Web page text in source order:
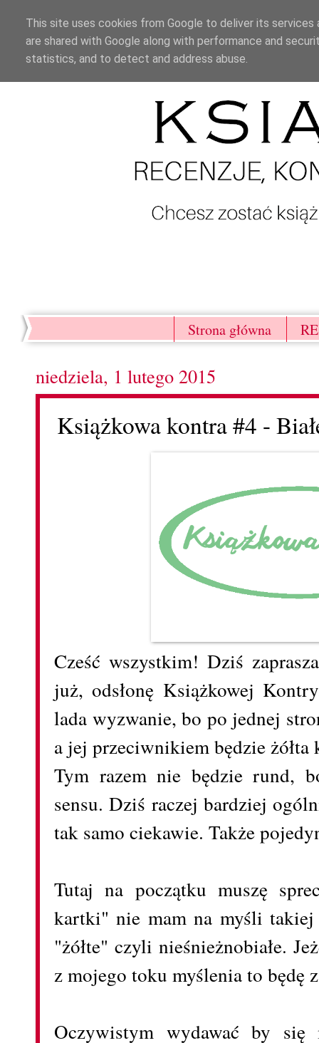
Strona główna
niedziela, 1 lutego 2015
Książkowa kontra #4 -
Cześć wszystkim! Dziś
już, odsłonę Książkowej
lada wyzwanie, bo po jednej
a jej przeciwnikiem będzie żółta
Tym razem nie będzie rund,
sensu. Dziś raczej bardziej
tak samo ciekawie. Także
Tutaj na początku muszę
kartki" nie mam na myśli takiej
"żółte" czyli nieśnieżnobiałe.
z mojego toku myślenia to będę
Oczywistym wydawać by się
This site uses cookies from Google to deliver its
are shared with Google along with performance and
statistics, and to detect and address abuse.